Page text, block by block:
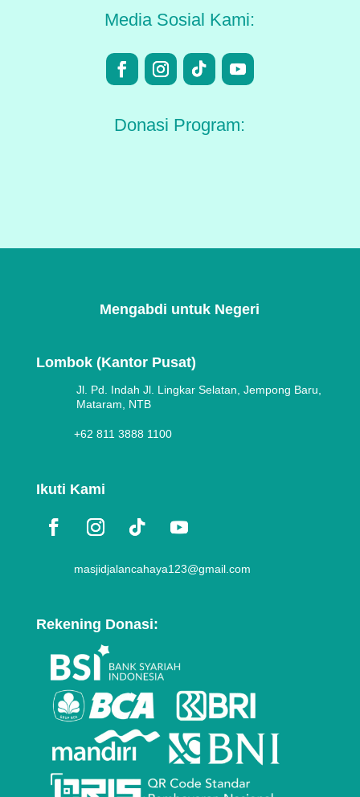
Media Sosial Kami:
Donasi Program:
Mengabdi untuk Negeri
Lombok (Kantor Pusat)
Jl. Pd. Indah Jl. Lingkar Selatan, Jempong Baru,
Mataram, NTB
+62 811 3888 1100
Ikuti Kami
masjidjalancahaya123@gmail.com
Rekening Donasi: